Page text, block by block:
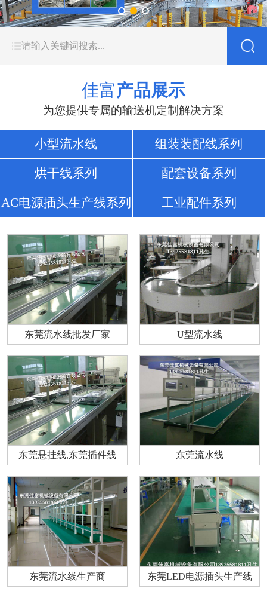
佳富产品展示
为您提供专属的输送机定制解决方案
小型流水线 组装装配线系列
烘干线系列 配套设备系列
AC电源插头生产线系列 工业配件系列
东莞流水线批发厂家 U型流水线
东莞悬挂线,东莞插件线 东莞流水线
东莞流水线生产商 东莞LED电源插头生产线